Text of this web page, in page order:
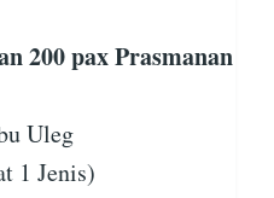
200 pax Prasmanan
Uleg
1 Jenis)